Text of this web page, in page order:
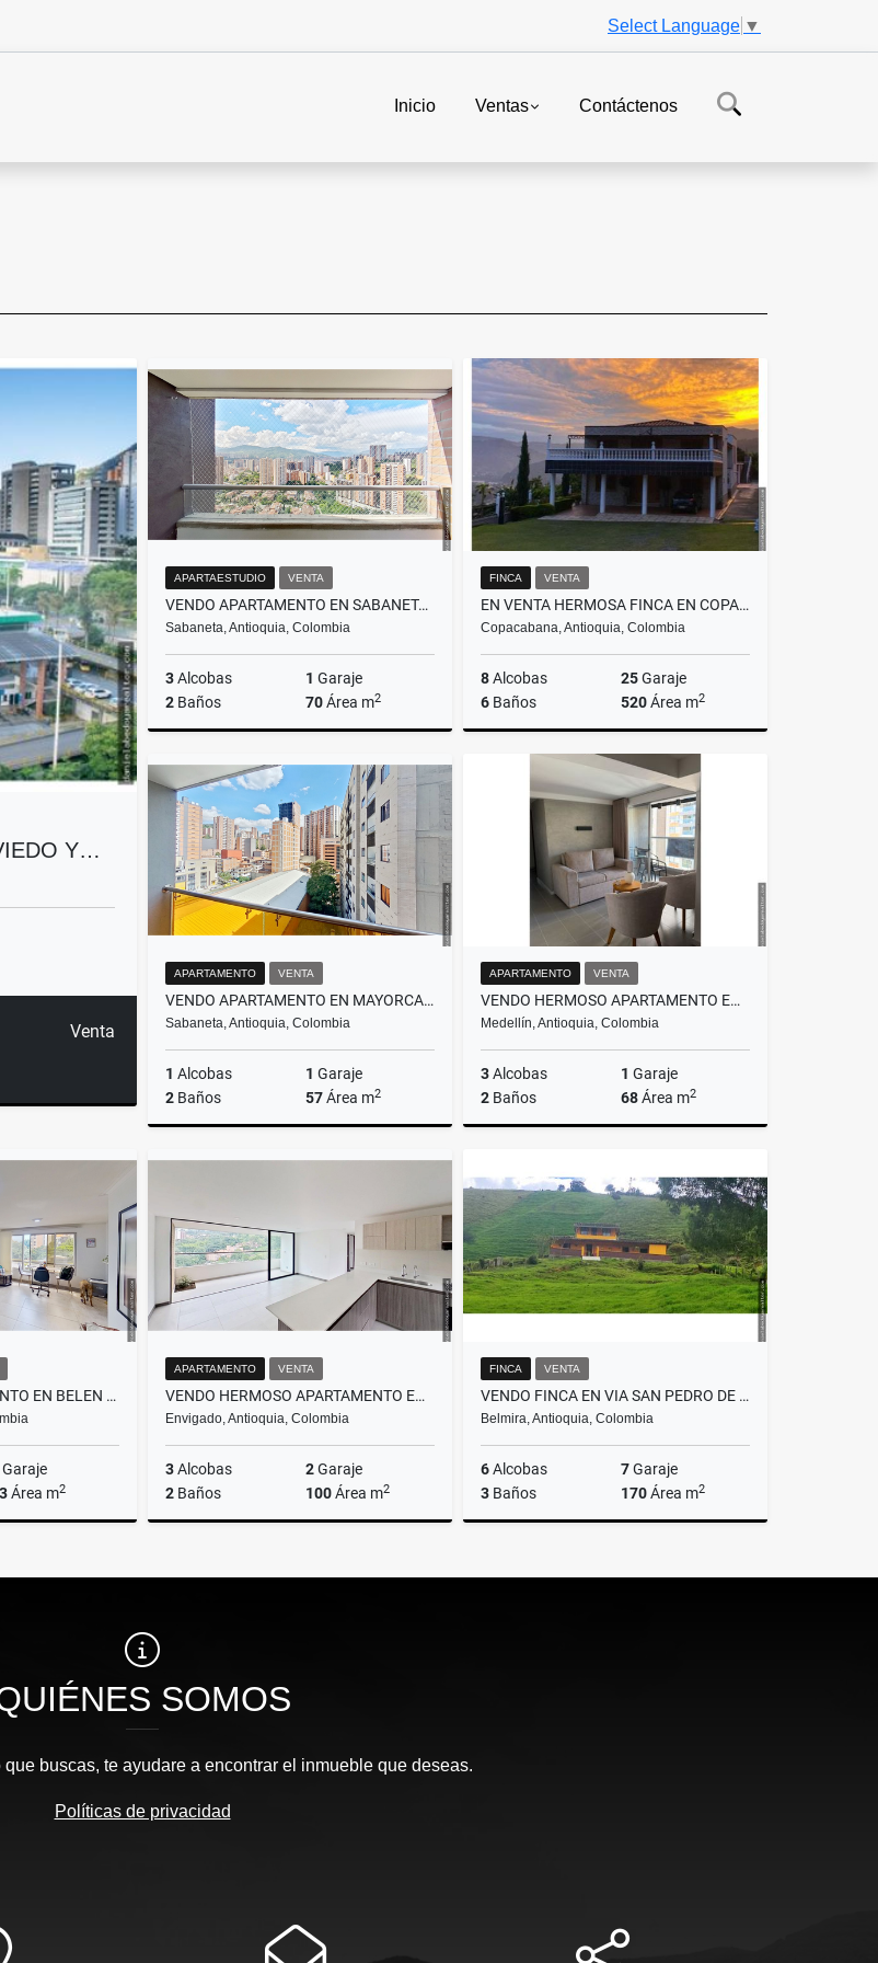
Select Language ▼
Inicio Ventas Contáctenos
Y…
Venta
APARTAESTUDIO VENTA
VENDO APARTAMENTO EN SABANETA SECTOR SAN JOSE
Sabaneta, Antioquia, Colombia
3Alcobas 1 Garaje
2 Baños 70Área m2
Venta
$529.000.000
FINCA VENTA
EN VENTA HERMOSA FINCA EN COPACABANA EN PARCELACION
Copacabana, Antioquia, Colombia
8Alcobas 25Garaje
6 Baños 520Área m2
$1.980.000.000
APARTAMENTO VENTA
VENDO APARTAMENTO EN MAYORCA FLATS
Sabaneta, Antioquia, Colombia
1 Alcobas 1 Garaje
2 Baños 57Área m2
Venta
APARTAMENTO VENTA
VENDO HERMOSO APARTAMENTO EN BELEN LOMA DE LOS BERNAL
Medellín, Antioquia, Colombia
3Alcobas 1 Garaje
2 Baños 68Área m2
$535.000.000
SE VENDE APARTAMENTO EN BELEN LOS ALMENDROS
Garaje
Área m2
APARTAMENTO VENTA
VENDO HERMOSO APARTAMENTO EN ENVIGADO TIERRA GRATA
Envigado, Antioquia, Colombia
3Alcobas 2Garaje
2 Baños 100Área m2
$880.000.000
FINCA VENTA
VENDO FINCA EN VIA SAN PEDRO DE LOS MILAGROS BELMIRA
Belmira, Antioquia, Colombia
6Alcobas 7Garaje
3 Baños 170Área m2
$850.000.000
SOMOS
buscas, te ayudare a encontrar el inmueble que deseas.
Políticas de privacidad